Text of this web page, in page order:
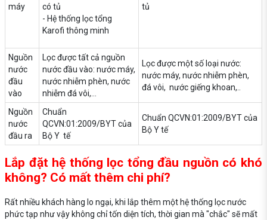
máy
có tủ
- Hệ thống lọc tổng
Karofi thông minh
tủ
Nguồn
nước
đầu
vào
Lọc được tất cả nguồn
nước đầu vào: nước máy,
nước nhiễm phèn, nước
nhiễm đá vôi,...
Lọc được một số loại nước:
nước máy, nước nhiễm phèn,
đá vôi, nước giếng khoan,..
Nguồn
nước
đầu ra
Chuẩn
QCVN:01:2009/BYT của
Bộ Y tế
Chuẩn QCVN:01:2009/BYT của
Bộ Y tế
Lắp đặt hệ thống lọc tổng đầu nguồn có khó
không? Có mất thêm chi phí?
Rất nhiều khách hàng lo ngại, khi lắp thêm một hệ thống lọc nước
phức tạp như vậy không chỉ tốn diện tích, thời gian mà "chắc" sẽ mất